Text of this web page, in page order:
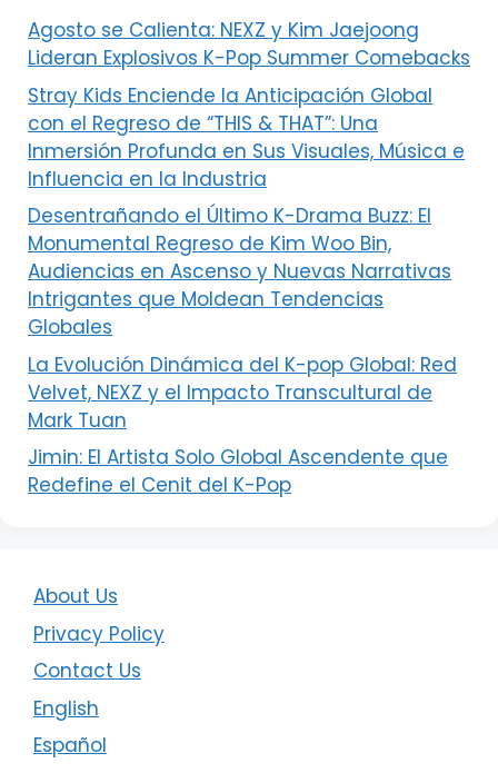
Agosto se Calienta: NEXZ y Kim Jaejoong
Lideran Explosivos K-Pop Summer Comebacks
Stray Kids Enciende la Anticipación Global
con el Regreso de “THIS & THAT”: Una
Inmersión Profunda en Sus Visuales, Música e
Influencia en la Industria
Desentrañando el Último K-Drama Buzz: El
Monumental Regreso de Kim Woo Bin,
Audiencias en Ascenso y Nuevas Narrativas
Intrigantes que Moldean Tendencias
Globales
La Evolución Dinámica del K-pop Global: Red
Velvet, NEXZ y el Impacto Transcultural de
Mark Tuan
Jimin: El Artista Solo Global Ascendente que
Redefine el Cenit del K-Pop
About Us
Privacy Policy
Contact Us
English
Español